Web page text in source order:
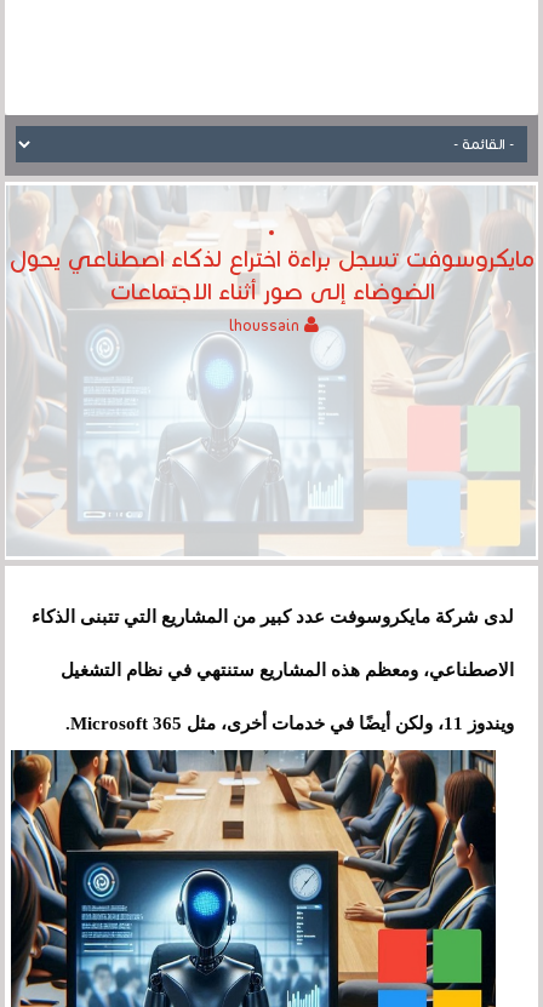
مايكروسوفت تسجل براءة اختراع لذكاء اصطناعي يحول
الضوضاء إلى صور أثناء الاجتماعات
لدى شركة مايكروسوفت عدد كبير من المشاريع التي تتبنى الذكاء
الاصطناعي، ومعظم هذه المشاريع ستنتهي في نظام التشغيل
ويندوز 11، ولكن أيضًا في خدمات أخرى، مثل Microsoft 365.